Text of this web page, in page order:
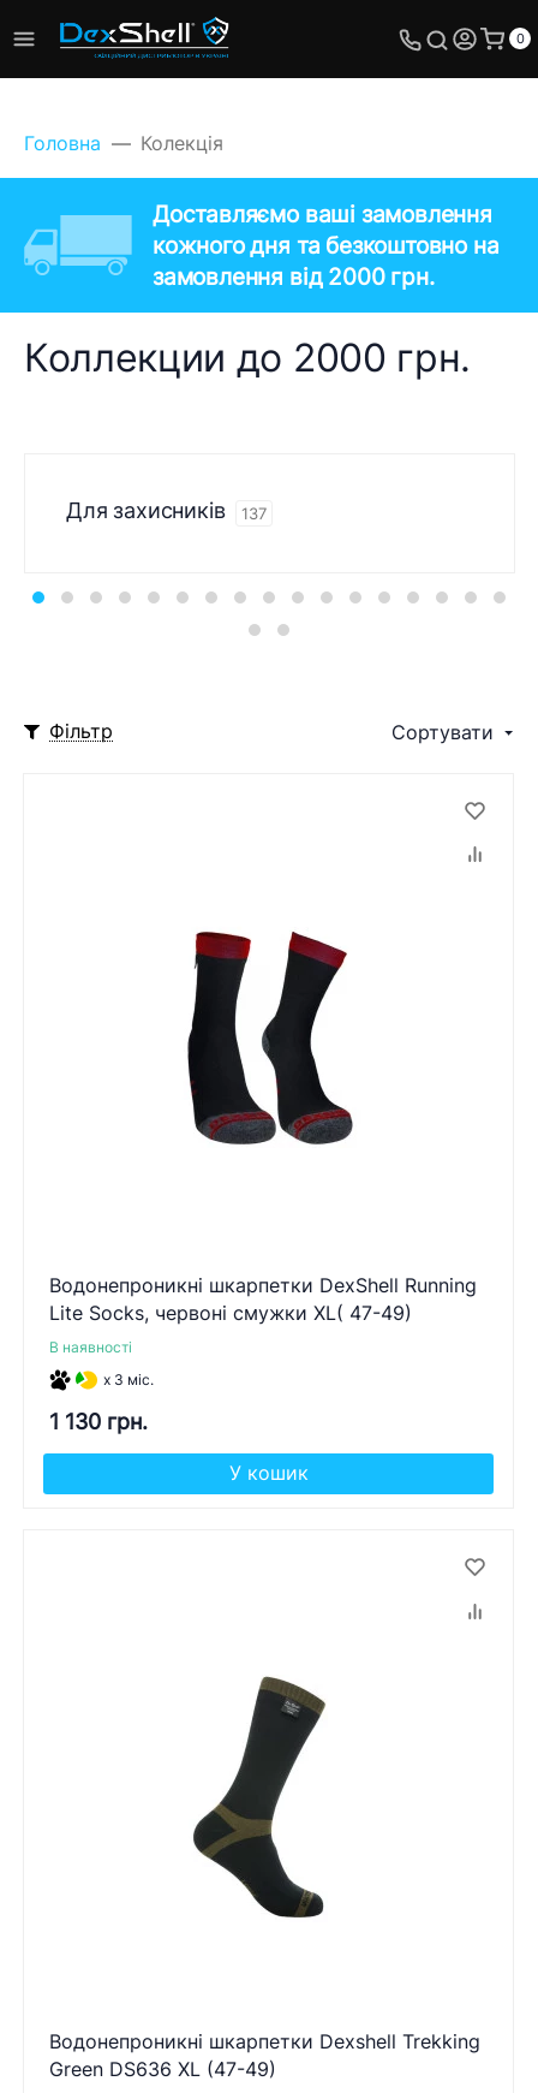
0
Головна Колекція
Доставляємо ваші замовлення
кожного дня та безкоштовно на
замовлення від 2000 грн.
Коллекции до 2000 грн.
Для захисників 137
Фільтр Сортувати
Водонепроникні шкарпетки DexShell Running
Lite Socks, червоні смужки XL( 47-49)
В наявності
x 3 міс.
1 130 грн.
У кошик
Водонепроникні шкарпетки Dexshell Trekking
Green DS636 XL (47-49)